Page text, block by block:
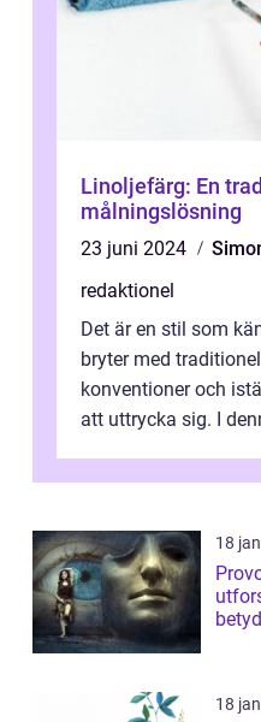
Linoljefärg: En
målningslösning
23 juni 2024
redaktionel
Det är en stil som
bryter med
konventioner och
att uttrycka sig. I
18
18